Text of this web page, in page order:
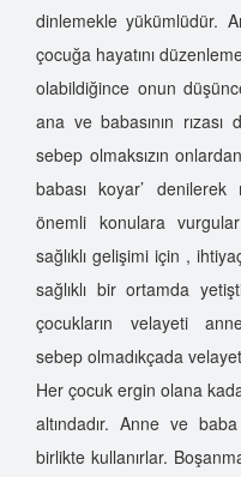
dinlemekle yükümlüdür.
çocuğa hayatını
olabildiğince onun
ana ve babasının
sebep olmaksızın
babası koyar’
önemli konulara
sağlıklı gelişimi için ,
sağlıklı bir ortamda
çocukların velayeti
sebep olmadıkçada
Her çocuk ergin olana
altındadır. Anne ve
birlikte kullanırlar.